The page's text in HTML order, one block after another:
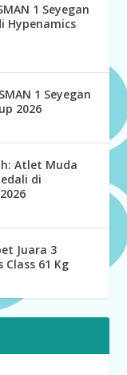
1 Seyegan
Hypenamics
1 Seyegan
2026
Atlet Muda
di
Juara 3
61 Kg